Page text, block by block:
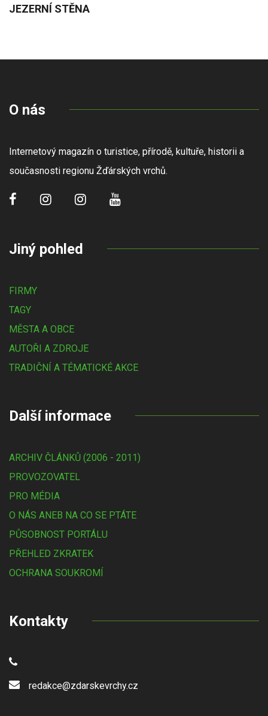
JEZERNÍ STĚNA
O nás
Internetový magazín o turistice, přírodě, kultuře, historii a
současnosti regionu Žďárských vrchů.
Jiný pohled
FIRMY
TAGY
MĚSTA A OBCE
AUTOŘI A ZDROJE
TRADIČNÍ A TÉMATICKÉ AKCE
Další informace
ARCHIV ČLÁNKŮ (2006 - 2011)
PROVOZOVATEL
PRO MÉDIA
O NÁS ANEB NA CO SE PTÁTE
PŮSOBNOST PORTÁLU
PŘEHLED ZKRATEK
OCHRANA SOUKROMÍ
Kontakty
redakce@zdarskevrchy.cz